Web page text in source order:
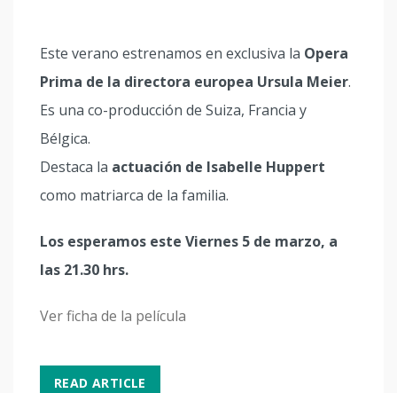
Este verano estrenamos en exclusiva la Opera
Prima de la directora europea Ursula Meier.
Es una co-producción de Suiza, Francia y
Bélgica.
Destaca la actuación de Isabelle Huppert
como matriarca de la familia.
Los esperamos este Viernes 5 de marzo, a
las 21.30 hrs.
Ver ficha de la película
READ ARTICLE